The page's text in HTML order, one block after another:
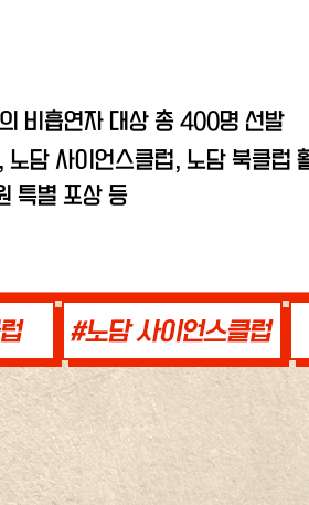
비흡연자 대상 총 400명 선발
노담 사이언스클럽, 노담 북클럽
특별 포상 등